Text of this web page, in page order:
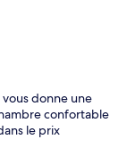
donne une
confortable
le prix